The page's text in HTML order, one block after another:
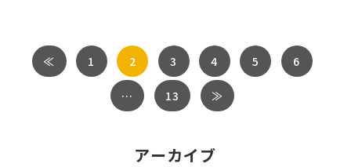
≪ 1 2 3 4 5 6
… 13 ≫
アーカイブ